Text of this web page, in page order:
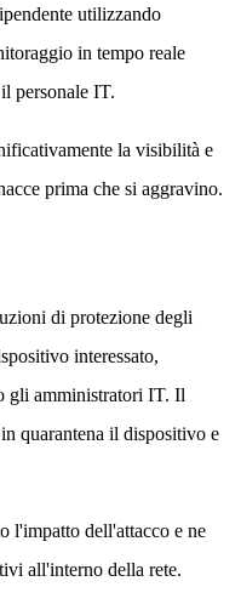
utilizzando
in tempo reale
personale IT.
la visibilità e
prima che si aggravino.
di protezione degli
interessato,
gli amministratori IT. Il
quarantena il dispositivo e
l'impatto dell'attacco e ne
all'interno della rete.